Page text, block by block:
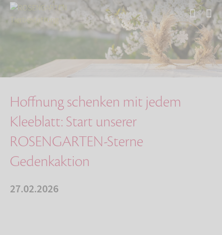
Über uns
Aktuelles
Hoffnung schenken mit jedem Kleeblatt: Start …
Hoffnung schenken mit jedem
Kleeblatt: Start unserer
ROSENGARTEN-Sterne
Gedenkaktion
27.02.2026